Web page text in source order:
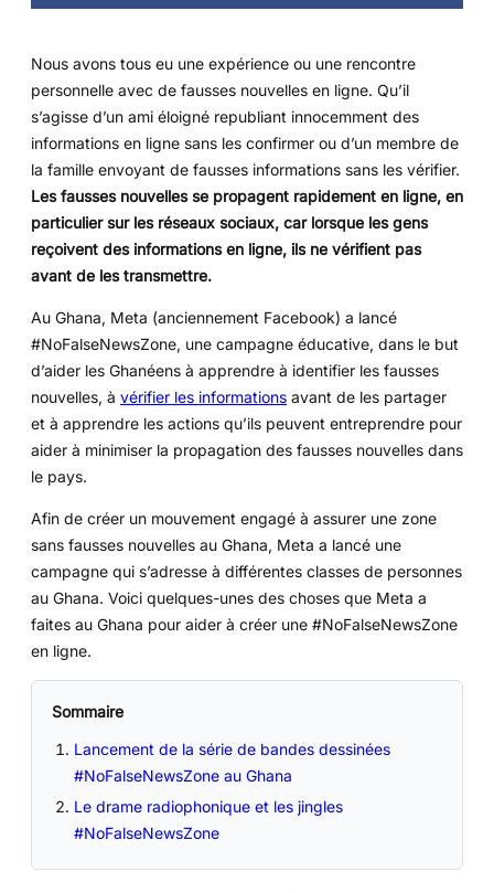
Nous avons tous eu une expérience ou une rencontre
personnelle avec de fausses nouvelles en ligne. Qu’il
s’agisse d’un ami éloigné republiant innocemment des
informations en ligne sans les confirmer ou d’un membre de
la famille envoyant de fausses informations sans les vérifier.
Les fausses nouvelles se propagent rapidement en ligne, en
particulier sur les réseaux sociaux, car lorsque les gens
reçoivent des informations en ligne, ils ne vérifient pas
avant de les transmettre.
Au Ghana, Meta (anciennement Facebook) a lancé
#NoFalseNewsZone, une campagne éducative, dans le but
d’aider les Ghanéens à apprendre à identifier les fausses
nouvelles, à vérifier les informations avant de les partager
et à apprendre les actions qu’ils peuvent entreprendre pour
aider à minimiser la propagation des fausses nouvelles dans
le pays.
Afin de créer un mouvement engagé à assurer une zone
sans fausses nouvelles au Ghana, Meta a lancé une
campagne qui s’adresse à différentes classes de personnes
au Ghana. Voici quelques-unes des choses que Meta a
faites au Ghana pour aider à créer une #NoFalseNewsZone
en ligne.
Sommaire
Lancement de la série de bandes dessinées
#NoFalseNewsZone au Ghana
Le drame radiophonique et les jingles
#NoFalseNewsZone